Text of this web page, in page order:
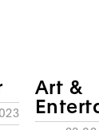
Art &